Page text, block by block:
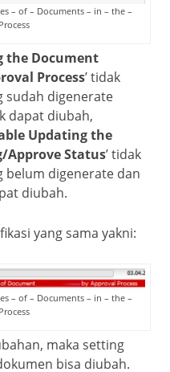
– of – Documents – in – the –
the Document
Process’ tidak
sudah digenerate
dapat diubah,
Updating the
Approve Status’ tidak
belum digenerate dan
diubah.
yang sama yakni:
– of – Documents – in – the –
maka setting
bisa diubah.